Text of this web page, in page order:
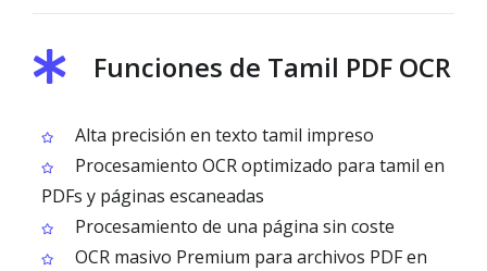
Funciones de Tamil PDF OCR
Alta precisión en texto tamil impreso
Procesamiento OCR optimizado para tamil en
PDFs y páginas escaneadas
Procesamiento de una página sin coste
OCR masivo Premium para archivos PDF en